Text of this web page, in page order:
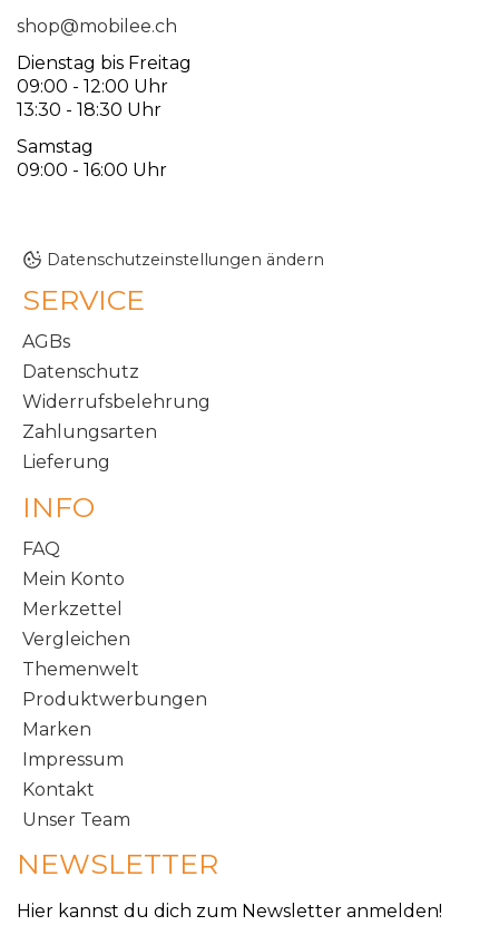
shop@mobilee.ch
Dienstag bis Freitag
09:00 - 12:00 Uhr
13:30 - 18:30 Uhr
Samstag
09:00 - 16:00 Uhr
Datenschutzeinstellungen ändern
SERVICE
AGBs
Datenschutz
Widerrufsbelehrung
Zahlungsarten
Lieferung
INFO
FAQ
Mein Konto
Merkzettel
Vergleichen
Themenwelt
Produktwerbungen
Marken
Impressum
Kontakt
Unser Team
NEWSLETTER
Hier kannst du dich zum Newsletter anmelden!